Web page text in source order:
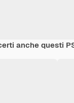
anche questi